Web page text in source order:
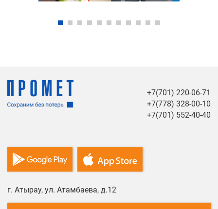
+7(701) 220-06-71
+7(778) 328-00-10
+7(701) 552-40-40
г. Атырау, ул. Атамбаева, д.12